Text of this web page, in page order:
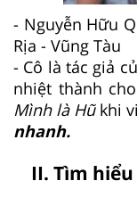
- Nguyễn Hữu
Rịa - Vũng Tàu
- Cô là tác giả
nhiệt thành
Mình là Hũkhi
nhanh.
II. Tìm